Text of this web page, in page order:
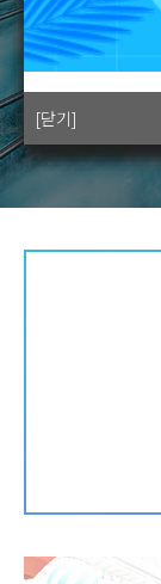
[닫기]
[닫기]
[닫기]
[닫기]